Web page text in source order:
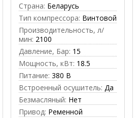
Страна: Беларусь
Тип компрессора: Винтовой
Производительность, л/
мин: 2100
Давление, Бар: 15
Мощность, кВт: 18.5
Питание: 380 В
Встроенный осушитель: Да
Безмасляный: Нет
Привод: Ременной